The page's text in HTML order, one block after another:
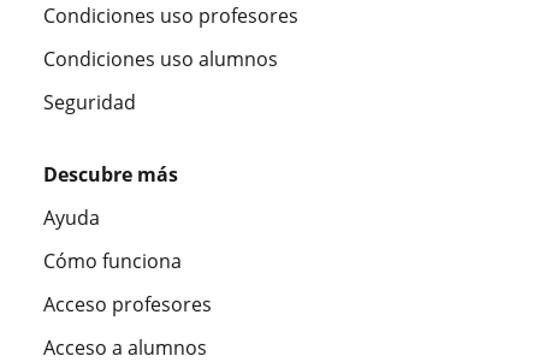
Condiciones uso profesores
Condiciones uso alumnos
Seguridad
Descubre más
Ayuda
Cómo funciona
Acceso profesores
Acceso a alumnos